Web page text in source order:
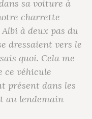
sa voiture à
charrette
à deux pas du
dressaient vers le
quoi. Cela me
ce véhicule
présent dans les
au lendemain